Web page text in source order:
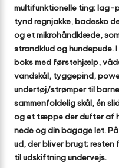
multifunktionelle ting:
tynd regnjakke, badesko
og et mikrohåndklæde,
strandklud og hundepude.
boks med førstehjælp,
vandskål, tyggepind,
undertøj/strømper til
sammenfoldelig skål, én
og et tæppe der dufter af
nede og din bagage let.
ud, der bliver brugt; resten
til udskiftning undervejs.